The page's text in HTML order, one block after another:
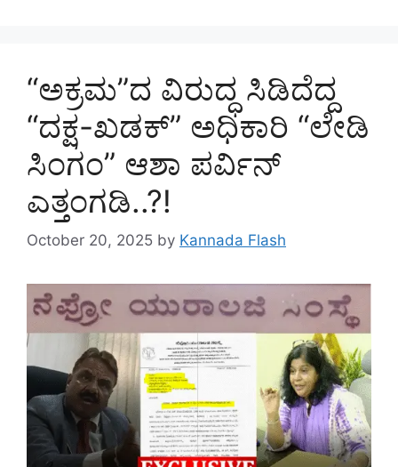
“ಅಕ್ರಮ”ದ ವಿರುದ್ಧ ಸಿಡಿದೆದ್ದ
“ದಕ್ಷ-ಖಡಕ್” ಅಧಿಕಾರಿ “ಲೇಡಿ
ಸಿಂಗಂ” ಆಶಾ ಪರ್ವಿನ್
ಎತ್ತಂಗಡಿ..?!
October 20, 2025 by Kannada Flash